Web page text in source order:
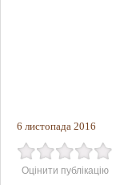
6 листопада 2016
Оцінити публікацію